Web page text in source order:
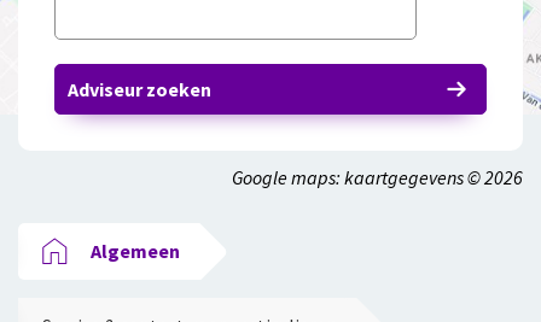
Adviseur zoeken
Google maps: kaartgegevens © 2026
Algemeen